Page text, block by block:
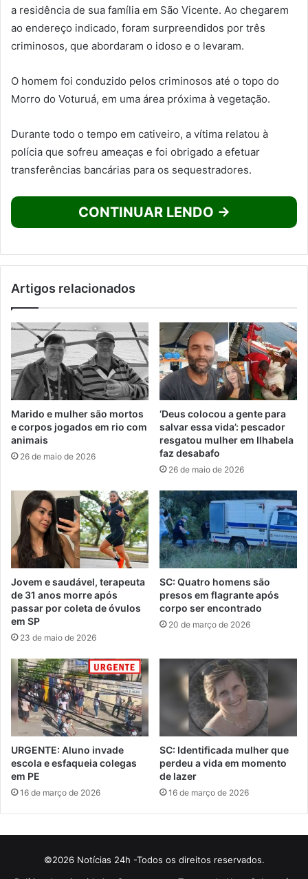
a residência de sua família em São Vicente. Ao chegarem
ao endereço indicado, foram surpreendidos por três
criminosos, que abordaram o idoso e o levaram.
O homem foi conduzido pelos criminosos até o topo do
Morro do Voturuá, em uma área próxima à vegetação.
Durante todo o tempo em cativeiro, a vítima relatou à
polícia que sofreu ameaças e foi obrigado a efetuar
transferências bancárias para os sequestradores.
CONTINUAR LENDO →
Artigos relacionados
Marido e mulher são mortos
e corpos jogados em rio com
animais
26 de maio de 2026
‘Deus colocou a gente para
salvar essa vida’: pescador
resgatou mulher em Ilhabela
faz desabafo
26 de maio de 2026
Jovem e saudável, terapeuta
de 31 anos morre após
passar por coleta de óvulos
em SP
23 de maio de 2026
SC: Quatro homens são
presos em flagrante após
corpo ser encontrado
20 de março de 2026
URGENTE: Aluno invade
escola e esfaqueia colegas
em PE
16 de março de 2026
SC: Identificada mulher que
perdeu a vida em momento
de lazer
16 de março de 2026
©2026 Notícias 24h -Todos os direitos reservados.